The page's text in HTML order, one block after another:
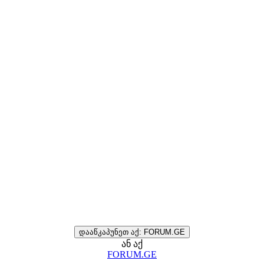
დააწკაპუნეთ აქ: FORUM.GE
ან აქ
FORUM.GE